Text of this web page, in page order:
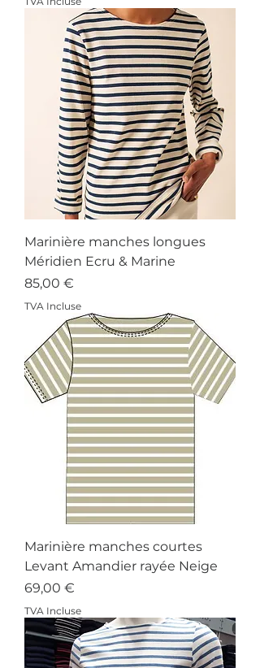
Marinière manches longues
Méridien Ecru & Marine
Prix
85,00 €
TVA Incluse
Marinière manches courtes
Levant Amandier rayée Neige
Prix
69,00 €
TVA Incluse